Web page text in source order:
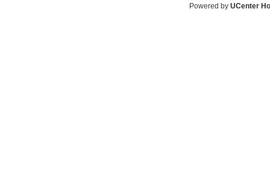
Powered by UCenter